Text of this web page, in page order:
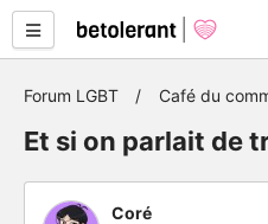
Forum LGBT Café du
Et si on parlait de
Coré